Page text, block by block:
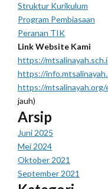
Struktur Kurikulum
Program Pembiasaan
Peranan TIK
Link Website Kami
https://
https://
https://mtsalinayah.org/
jauh)
Arsip
Juni 2025
Mei 2024
Oktober 2021
September 2021